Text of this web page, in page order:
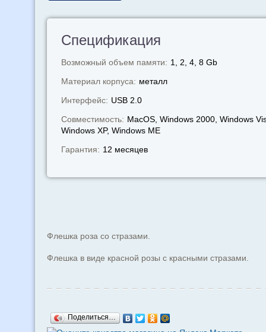
Спецификация
Возможный объем памяти: 1, 2, 4, 8 Gb
Материал корпуса: металл
Интерфейс: USB 2.0
Совместимость: MacOS, Windows 2000, Windows
Windows XP, Windows МЕ
Гарантия: 12 месяцев
Флешка роза со стразами.
Флешка в виде красной розы с красными стразами.
Поделиться…